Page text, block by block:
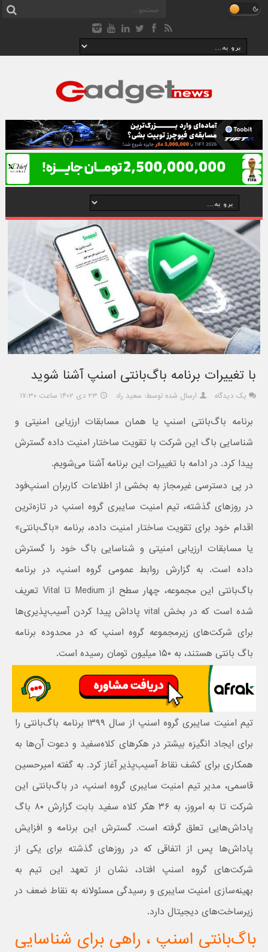
با تغییرات برنامه باگ‌بانتی اسنپ آشنا شوید
یک دیدگاه ارسال شده توسط: سعید راد ۲۳ دی ۱۴۰۲ ساعت ۱۷:۳۰
برنامه‌ باگ‌بانتی اسنپ یا همان مسابقات ارزیابی امنیتی و
شناسایی باگ این شرکت با تقویت ساختار امنیت داده‌ گسترش
پیدا کرد. در ادامه با تغییرات این برنامه آشنا می‌شویم.
در پی دسترسی غیرمجاز به بخشی از اطلاعات کاربران اسنپ‌فود
در روزهای گذشته، تیم امنیت سایبری گروه اسنپ در تازه‌ترین
اقدام خود برای تقویت ساختار امنیت داده‌، برنامه‌ «باگ‌بانتی»
یا مسابقات ارزیابی امنیتی و شناسایی باگ خود را گسترش
داده است. به‌ گزارش روابط عمومی گروه اسنپ، در برنامه‌
باگ‌بانتی این مجموعه، چهار سطح از Medium تا Vital تعریف
شده است که در بخش vital پاداش پیدا کردن آسیب‌پذیری‌ها
برای شرکت‌های زیرمجموعه‌ گروه اسنپ که در محدوده برنامه
باگ بانتی هستند، به ۱۵۰ میلیون تومان رسیده است.
تیم امنیت سایبری گروه اسنپ از سال ۱۳۹۹ برنامه‌ باگ‌بانتی را
برای ایجاد انگیزه‌ بیشتر در هکرهای کلاه‌سفید و دعوت آن‌ها به
همکاری برای کشف نقاط آسیب‌پذیر آغاز کرد. به گفته امیرحسین
قاسمی، مدیر تیم امنیت سایبری گروه اسنپ، در باگ‌بانتی این
شرکت تا به امروز، به ۳۶ هکر کلاه سفید بابت گزارش ۸۰ باگ
پاداش‌هایی تعلق گرفته است. گسترش این برنامه و افزایش
پاداش‌ها پس از اتفاقی که در روزهای گذشته برای یکی از
شرکت‌های گروه اسنپ افتاد، نشان از تعهد این تیم به
بهینه‌سازی امنیت سایبری و رسیدگی مسئولانه به نقاط ضعف در
زیرساخت‌های دیجیتال دارد.
باگ‌بانتی اسنپ ، راهی برای شناسایی